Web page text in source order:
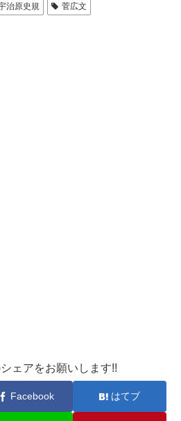
治原史規 菅広文
ェアをお願いします!!
Facebook はてブ